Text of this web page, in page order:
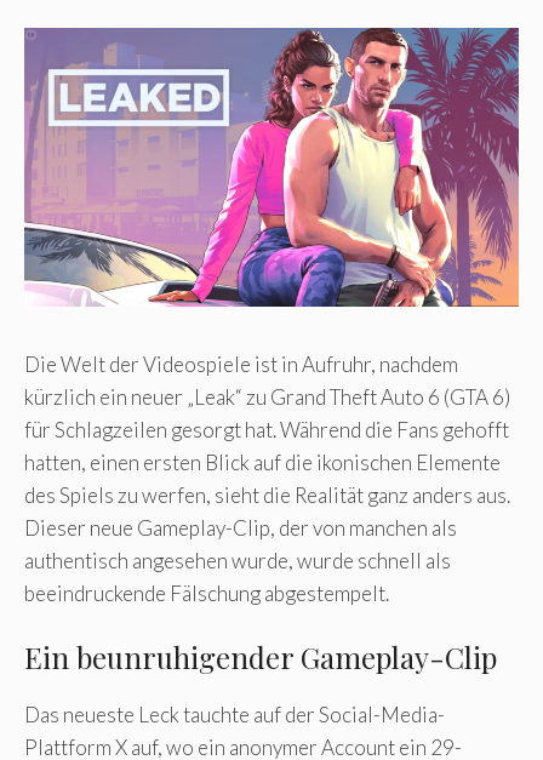
Die Welt der Videospiele ist in Aufruhr, nachdem
kürzlich ein neuer „Leak“ zu Grand Theft Auto 6 (GTA 6)
für Schlagzeilen gesorgt hat. Während die Fans gehofft
hatten, einen ersten Blick auf die ikonischen Elemente
des Spiels zu werfen, sieht die Realität ganz anders aus.
Dieser neue Gameplay-Clip, der von manchen als
authentisch angesehen wurde, wurde schnell als
beeindruckende Fälschung abgestempelt.
Ein beunruhigender Gameplay-Clip
Das neueste Leck tauchte auf der Social-Media-
Plattform X auf, wo ein anonymer Account ein 29-